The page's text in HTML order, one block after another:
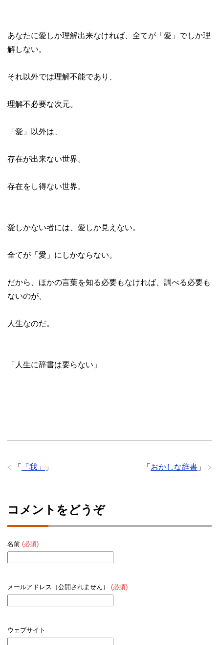
あなたに愛しか理解出来なければ、全てが「愛」でしか理
解しない。
それ以外では理解不能であり、
理解不必要な次元。
「愛」以外は、
存在が出来ない世界。
存在をし得ない世界。
愛しかない者には、愛しか見えない。
全てが「愛」にしかならない。
だから、ほかの言葉を知る必要もなければ、調べる必要も
ないのが、
人生なのだ。
「人生に辞書は要らない」
「 おかしな辞書 」
「 「我」 」
コメントをどうぞ
名前 (必須)
メールアドレス（公開されません） (必須)
ウェブサイト